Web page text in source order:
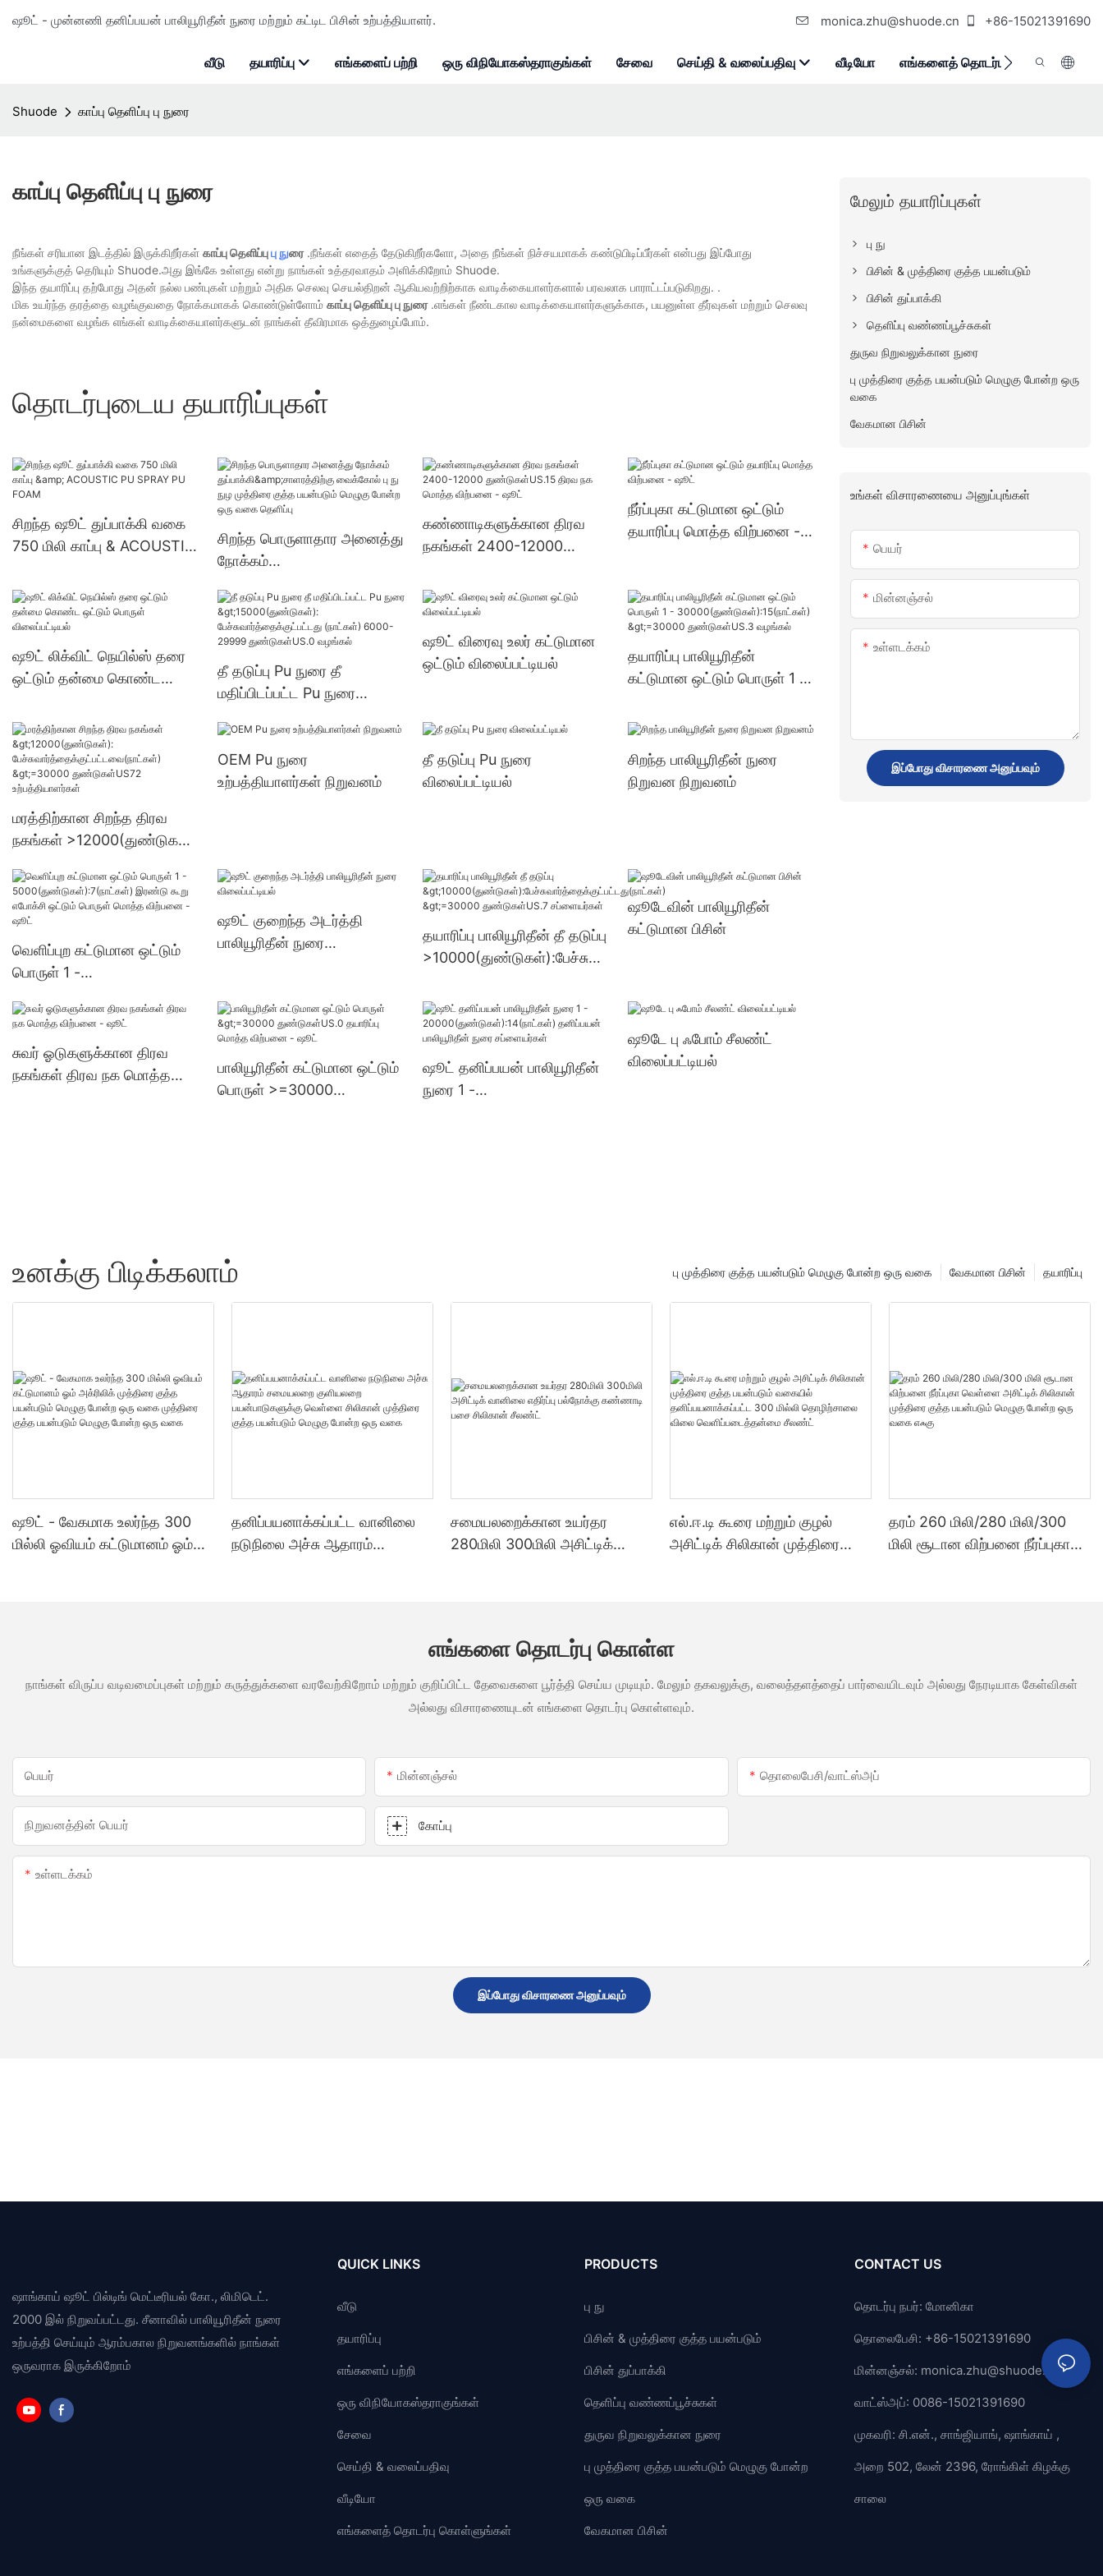
ஷூட் - முன்னணி தனிப்பயன் பாலியூரிதீன் நுரை மற்றும் கட்டிட பிசின் உற்பத்தியாளர். monica.zhu@shuode.cn +86-15021391690
வீடு தயாரிப்பு எங்களைப் பற்றி ஒரு விநியோகஸ்தராகுங்கள் சேவை செய்தி & வலைப்பதிவு வீடியோ எங்களைத் தொடர்பு கொள்ளுங்கள்
Shuode காப்பு தெளிப்பு பு நுரை
காப்பு தெளிப்பு பு நுரை
நீங்கள் சரியான இடத்தில் இருக்கிறீர்கள் காப்பு தெளிப்புபு நுரை.நீங்கள் எதைத் தேடுகிறீர்களோ, அதை நீங்கள் நிச்சயமாகக் கண்டுபிடிப்பீர்கள் என்பது இப்போது
உங்களுக்குத் தெரியும் Shuode.அது இங்கே உள்ளது என்று நாங்கள் உத்தரவாதம் அளிக்கிறோம் Shuode.
இந்த தயாரிப்பு தற்போது அதன் நல்ல பண்புகள் மற்றும் அதிக செலவு செயல்திறன் ஆகியவற்றிற்காக வாடிக்கையாளர்களால் பரவலாக பாராட்டப்படுகிறது. .
மிக உயர்ந்த தரத்தை வழங்குவதை நோக்கமாகக் கொண்டுள்ளோம் காப்பு தெளிப்பு பு நுரை.எங்கள் நீண்டகால வாடிக்கையாளர்களுக்காக, பயனுள்ள தீர்வுகள் மற்றும் செலவு
நன்மைகளை வழங்க எங்கள் வாடிக்கையாளர்களுடன் நாங்கள் தீவிரமாக ஒத்துழைப்போம்.
தொடர்புடைய தயாரிப்புகள்
சிறந்த ஷூட் துப்பாக்கி வகை
750 மிலி காப்பு & ACOUSTIC
சிறந்த பொருளாதார அனைத்து
நோக்கம்
வைக்கோல் பு நு நுழ முத்திரை
குத்த பயன்படும் மெழுகு
போன்ற ஒரு வகை தெளிப்பு
கண்ணாடிகளுக்கான திரவ
நகங்கள் 2400-12000
மொத்த விற்பனை - ஷூட்
நீர்ப்புகா கட்டுமான ஒட்டும்
தயாரிப்பு மொத்த விற்பனை -
ஷூட் லிக்விட் நெயில்ஸ் தரை
ஒட்டும் தன்மை கொண்ட
தீ தடுப்பு Pu நுரை தீ
மதிப்பிடப்பட்ட Pu நுரை
பேச்சுவார்த்தைக்குட்பட்டது
(நாட்கள்) 6000-29999
துண்டுகள்US.0 வழங்கல்
ஷூட் விரைவு உலர் கட்டுமான
ஒட்டும் விலைப்பட்டியல்
தயாரிப்பு பாலியூரிதீன்
கட்டுமான ஒட்டும் பொருள் 1 -
ள்) >=30000
மரத்திற்கான சிறந்த திரவ
நகங்கள் >12000(துண்டுகள்):
நாட்கள்) >=30000
துண்டுகள்US72
உற்பத்தியாளர்கள்
OEM Pu நுரை
உற்பத்தியாளர்கள் நிறுவனம்
தீ தடுப்பு Pu நுரை
விலைப்பட்டியல்
சிறந்த பாலியூரிதீன் நுரை
நிறுவன நிறுவனம்
வெளிப்புற கட்டுமான ஒட்டும்
பொருள் 1 -
இரண்டு கூறு எபோக்சி ஒட்டும்
ஷூட்
ஷூட் குறைந்த அடர்த்தி
பாலியூரிதீன் நுரை
தயாரிப்பு பாலியூரிதீன் தீ தடுப்பு
>10000(துண்டுகள்):பேச்சுவா
>=30000 துண்டுகள்US.7
சப்ளையர்கள்
ஷூடேவின் பாலியூரிதீன்
கட்டுமான பிசின்
சுவர் ஓடுகளுக்கான திரவ
நகங்கள் திரவ நக மொத்த
பாலியூரிதீன் கட்டுமான ஒட்டும்
பொருள் >=30000
ஷூட் தனிப்பயன் பாலியூரிதீன்
நுரை 1 -
ஷூடே பு ஃபோம் சீலண்ட்
விலைப்பட்டியல்
மேலும் தயாரிப்புகள்
பு நு
பிசின் & முத்திரை குத்த பயன்படும்
பிசின் துப்பாக்கி
தெளிப்பு வண்ணப்பூச்சுகள்
துருவ நிறுவலுக்கான நுரை
பு முத்திரை குத்த பயன்படும் மெழுகு போன்ற ஒரு
வகை
வேகமான பிசின்
உங்கள் விசாரணையை அனுப்புங்கள்
பெயர்
மின்னஞ்சல்
உள்ளடக்கம்
இப்போது விசாரணை அனுப்பவும்
உனக்கு பிடிக்கலாம் தயாரிப்பு
வேகமான பிசின்
பு முத்திரை குத்த பயன்படும் மெழுகு போன்ற ஒரு வகை
ஷூட் - வேகமாக உலர்ந்த 300
மில்லி ஓவியம் கட்டுமானம் ஓம்
தனிப்பயனாக்கப்பட்ட வானிலை
நடுநிலை அச்சு ஆதாரம்
சமையலறைக்கான உயர்தர
280மிலி 300மிலி அசிட்டிக்
எல்.ஈ.டி கூரை மற்றும் குழல்
அசிட்டிக் சிலிகான் முத்திரை
தரம் 260 மிலி/280 மிலி/300
மிலி சூடான விற்பனை நீர்ப்புகா
எங்களை தொடர்பு கொள்ள
நாங்கள் விருப்ப வடிவமைப்புகள் மற்றும் கருத்துக்களை வரவேற்கிறோம் மற்றும் குறிப்பிட்ட தேவைகளை பூர்த்தி செய்ய முடியும். மேலும் தகவலுக்கு, வலைத்தளத்தைப் பார்வையிடவும் அல்லது நேரடியாக கேள்விகள்
அல்லது விசாரணையுடன் எங்களை தொடர்பு கொள்ளவும்.
பெயர் மின்னஞ்சல் தொலைபேசி/வாட்ஸ்அப்
நிறுவனத்தின் பெயர் கோப்பு
உள்ளடக்கம்
இப்போது விசாரணை அனுப்பவும்
ஷாங்காய் ஷூட் பில்டிங் மெட்டீரியல் கோ., லிமிடெட்.
2000 இல் நிறுவப்பட்டது. சீனாவில் பாலியூரிதீன் நுரை
உற்பத்தி செய்யும் ஆரம்பகால நிறுவனங்களில் நாங்கள்
ஒருவராக இருக்கிறோம்
QUICK LINKS
வீடு
தயாரிப்பு
எங்களைப் பற்றி
ஒரு விநியோகஸ்தராகுங்கள்
சேவை
செய்தி & வலைப்பதிவு
வீடியோ
எங்களைத் தொடர்பு கொள்ளுங்கள்
PRODUCTS
பு நு
பிசின் & முத்திரை குத்த பயன்படும்
பிசின் துப்பாக்கி
தெளிப்பு வண்ணப்பூச்சுகள்
துருவ நிறுவலுக்கான நுரை
பு முத்திரை குத்த பயன்படும் மெழுகு போன்ற
ஒரு வகை
வேகமான பிசின்
CONTACT US
தொடர்பு நபர்: மோனிகா
தொலைபேசி: +86-15021391690
மின்னஞ்சல்: monica.zhu@shuode.cn
வாட்ஸ்அப்: 0086-15021391690
முகவரி: சி.என்., சாங்ஜியாங், ஷாங்காய் ,
அறை 502, லேன் 2396, ரோங்கிள் கிழக்கு
சாலை